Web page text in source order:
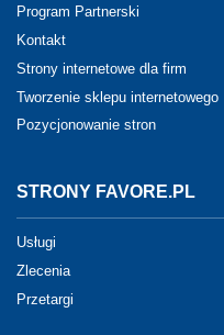
Program Partnerski
Kontakt
Strony internetowe dla firm
Tworzenie sklepu internetowego
Pozycjonowanie stron
STRONY FAVORE.PL
Usługi
Zlecenia
Przetargi